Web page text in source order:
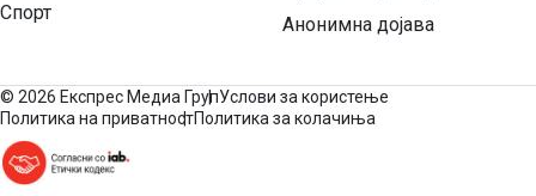
Спорт
Анонимна дојава
© 2026 Експрес Медиа ГрупУслови за користење
Политика на приватностПолитика за колачиња